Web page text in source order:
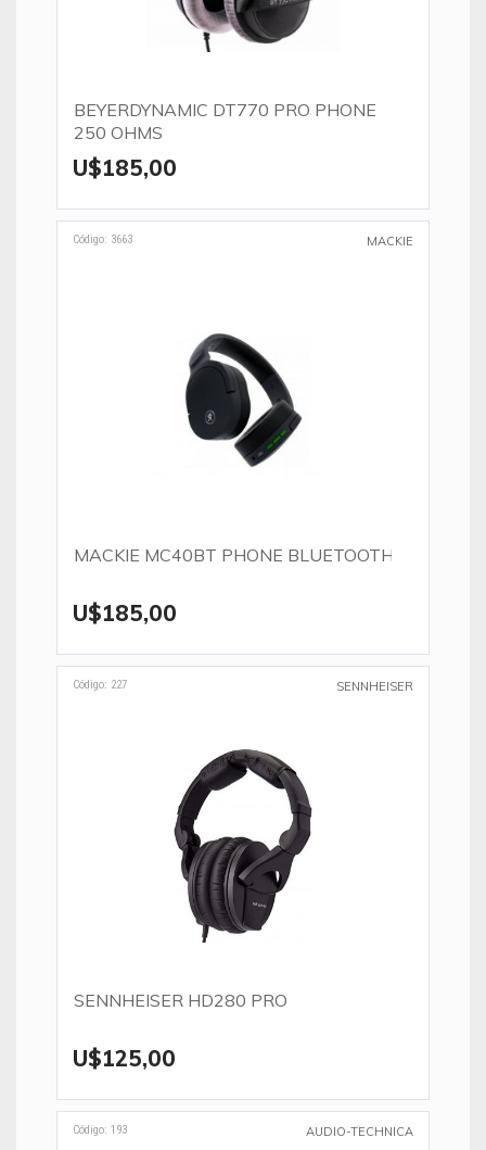
BEYERDYNAMIC DT770 PRO PHONE
250 OHMS
U$185,00
Código: 3663 MACKIE
MACKIE MC40BT PHONE BLUETOOTH
U$185,00
Código: 227 SENNHEISER
SENNHEISER HD280 PRO
U$125,00
Código: 193 AUDIO-TECHNICA